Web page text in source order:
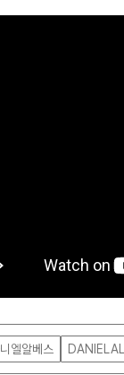
엘알베스